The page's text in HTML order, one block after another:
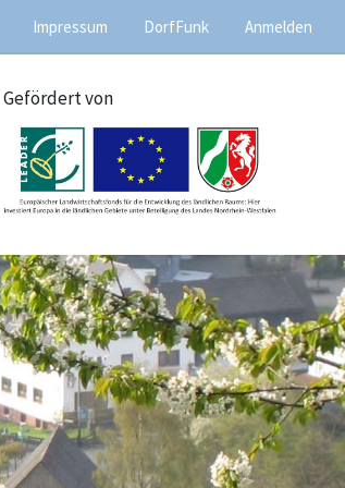
Impressum DorfFunk Anmelden
Gefördert von